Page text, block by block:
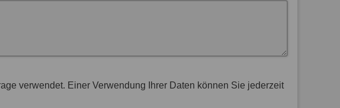
verwendet. Einer Verwendung Ihrer Daten können Sie jederzeit